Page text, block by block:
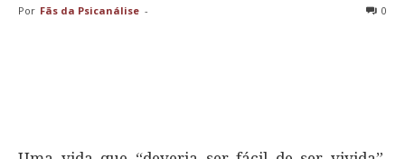
Por Fãs da Psicanálise - 0